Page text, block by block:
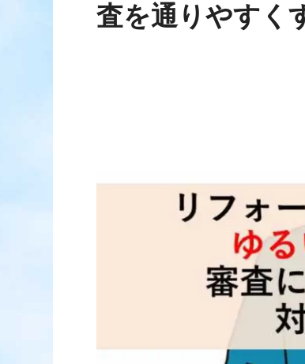
査を通りやすく